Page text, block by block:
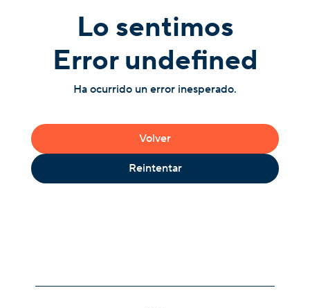
Lo sentimos
Error undefined
Ha ocurrido un error inesperado.
Volver
Reintentar